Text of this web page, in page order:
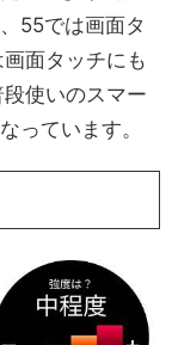
55では画面タ
面タッチにも
使いのスマー
っています。